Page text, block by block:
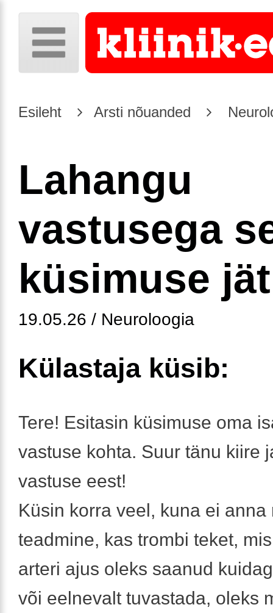
Esileht Arsti nõuanded
Lahangu
vastusega
küsimuse
19.05.26 / Neuroloogia
Külastaja küsib:
Tere! Esitasin küsimuse oma
vastuse kohta. Suur tänu kiire
vastuse eest!
Küsin korra veel, kuna ei anna
teadmine, kas trombi teket,
arteri ajus oleks saanud
või eelnevalt tuvastada, oleks